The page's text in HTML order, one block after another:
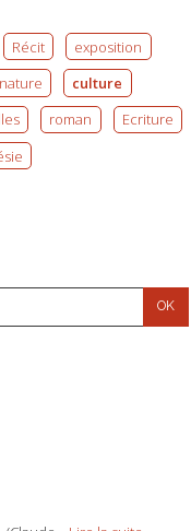
Récit
exposition
nature
culture
roman
Ecriture